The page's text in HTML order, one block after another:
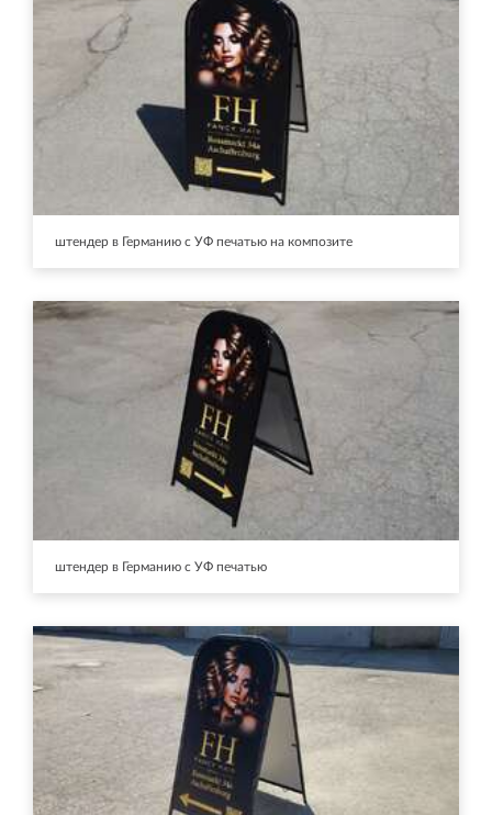
штендер в Германию с УФ печатью на композите
штендер в Германию с УФ печатью